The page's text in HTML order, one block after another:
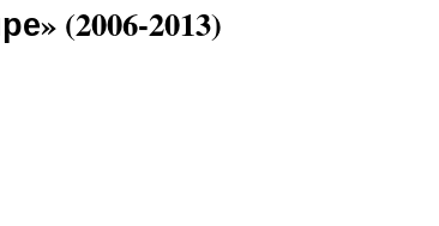
(2006-2013)